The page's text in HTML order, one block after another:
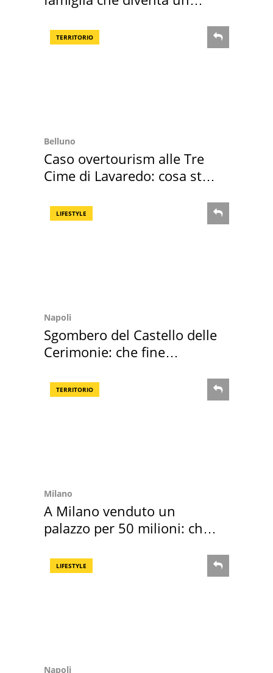
TERRITORIO
Belluno
Caso overtourism alle Tre
Cime di Lavaredo: cosa sta
LIFESTYLE
Napoli
Sgombero del Castello delle
Cerimonie: che fine
TERRITORIO
Milano
A Milano venduto un
palazzo per 50 milioni: chi
LIFESTYLE
Napoli